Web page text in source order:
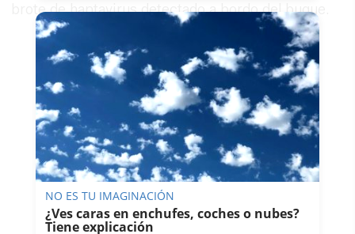
brote de hantavirus detectado a bordo del buque.
NO ES TU IMAGINACIÓN
¿Ves caras en enchufes, coches o nubes?
Tiene explicación